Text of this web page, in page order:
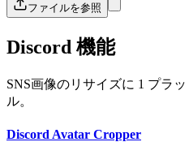
ファイルを参照
Discord 機能
SNS画像のリサイズに 1 プラ
ル。
Discord Avatar Cropper